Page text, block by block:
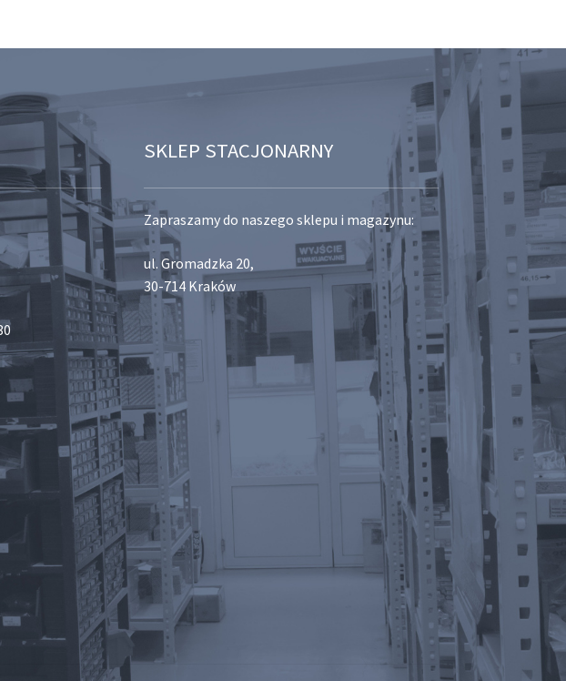
SKLEP STACJONARNY
Zapraszamy do naszego sklepu i magazynu:
ul. Gromadzka 20,
30-714 Kraków